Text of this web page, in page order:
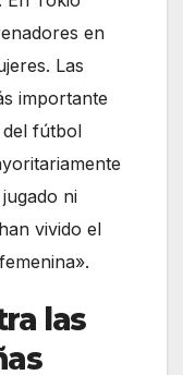
en
Las
importante
del fútbol
ni
vivido el
las